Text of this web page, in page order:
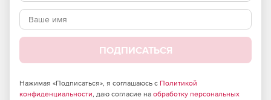
ПОДПИСАТЬСЯ
Нажимая «Подписаться», я соглашаюсь с Политикой
конфиденциальности, даю согласие на обработку персональных